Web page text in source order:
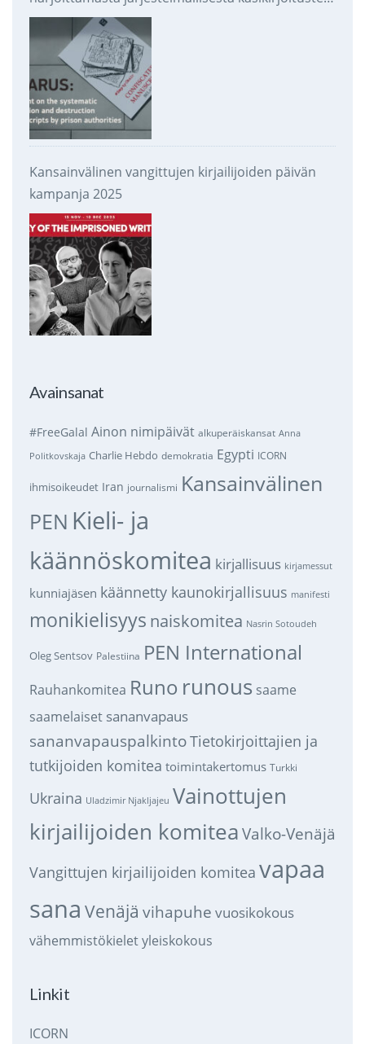
takavarikoinnista ja tuhoamisesta
Kansainvälinen vangittujen kirjailijoiden päivän
kampanja 2025
Avainsanat
#FreeGalal Ainon nimipäivät alkuperäiskansat Anna
Politkovskaja Charlie Hebdo demokratia Egypti ICORN
ihmisoikeudet Iran journalismi Kansainvälinen
PEN Kieli- ja
käännöskomitea kirjallisuus kirjamessut
kunniajäsen käännetty kaunokirjallisuus manifesti
monikielisyys naiskomitea Nasrin Sotoudeh
Oleg Sentsov Palestiina PEN International
Rauhankomitea Runo runous saame
saamelaiset sananvapaus
sananvapauspalkintoTietokirjoittajien ja
tutkijoiden komitea toimintakertomus Turkki
Ukraina Uladzimir Njakljajeu Vainottujen
kirjailijoiden komitea Valko-Venäjä
Vangittujen kirjailijoiden komitea vapaa
sana Venäjä vihapuhe vuosikokous
vähemmistökieletyleiskokous
Linkit
ICORN